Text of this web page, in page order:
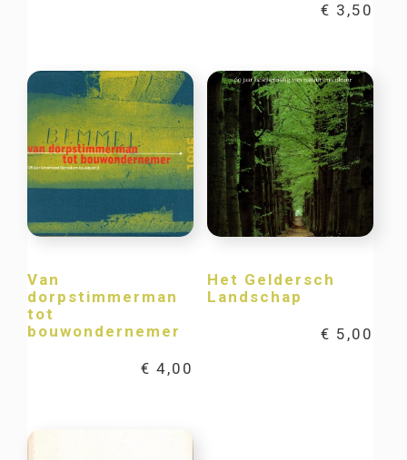
€ 3,50
Van
dorpstimmerman
tot
bouwondernemer
€ 4,00
Het Geldersch
Landschap
€ 5,00